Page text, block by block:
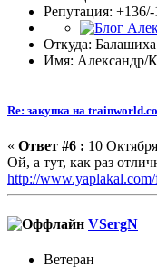
Репутация: +136/-
Откуда: Балашиха
Имя: Александр/
Re: закупка на
« Ответ #6 : 10
Ой, а тут, как раз
http://
VSergN
Ветеран